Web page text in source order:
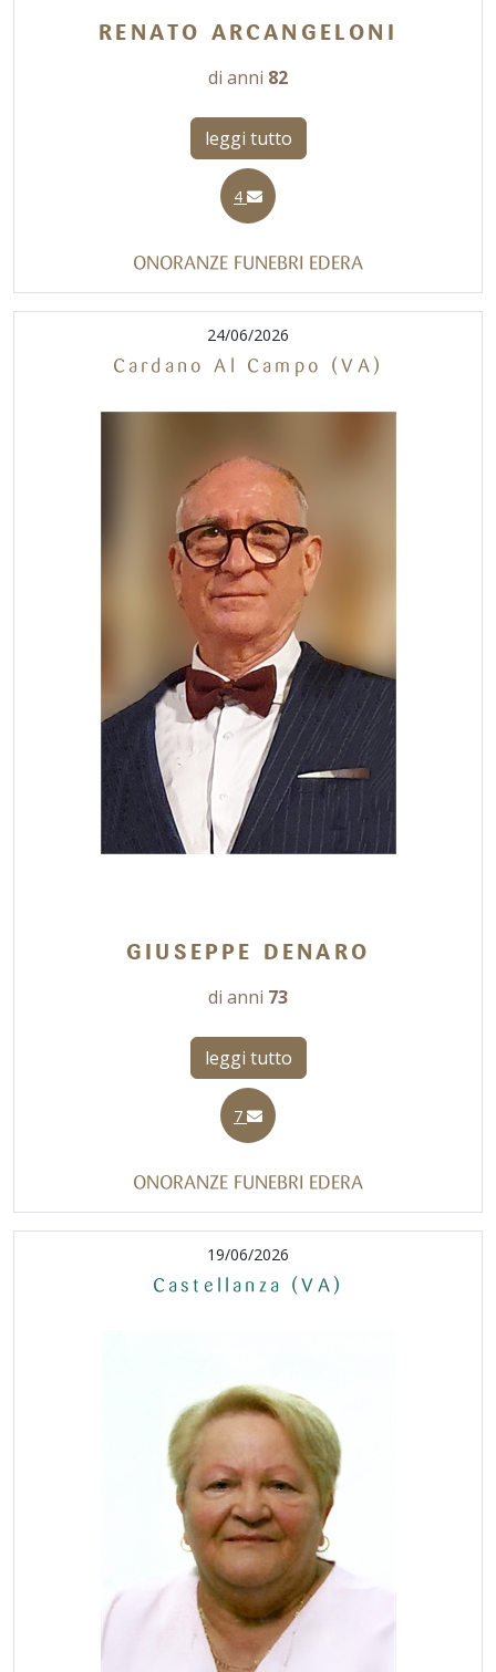
RENATO ARCANGELONI
di anni 82
leggi tutto
4
ONORANZE FUNEBRI EDERA
24/06/2026
Cardano Al Campo (VA)
GIUSEPPE DENARO
di anni 73
leggi tutto
7
ONORANZE FUNEBRI EDERA
19/06/2026
Castellanza (VA)